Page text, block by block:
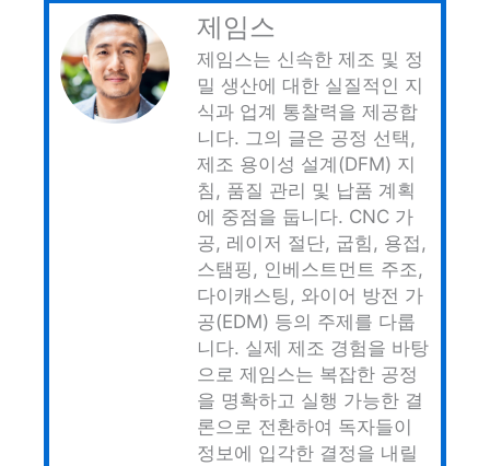
제임스
제임스는 신속한 제조 및 정
밀 생산에 대한 실질적인 지
식과 업계 통찰력을 제공합
니다. 그의 글은 공정 선택,
제조 용이성 설계(DFM) 지
침, 품질 관리 및 납품 계획
에 중점을 둡니다. CNC 가
공, 레이저 절단, 굽힘, 용접,
스탬핑, 인베스트먼트 주조,
다이캐스팅, 와이어 방전 가
공(EDM) 등의 주제를 다룹
니다. 실제 제조 경험을 바탕
으로 제임스는 복잡한 공정
을 명확하고 실행 가능한 결
론으로 전환하여 독자들이
정보에 입각한 결정을 내릴